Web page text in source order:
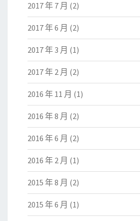
2017 年 7 月 (2)
2017 年 6 月 (2)
2017 年 3 月 (1)
2017 年 2 月 (2)
2016 年 11 月 (1)
2016 年 8 月 (2)
2016 年 6 月 (2)
2016 年 2 月 (1)
2015 年 8 月 (2)
2015 年 6 月 (1)